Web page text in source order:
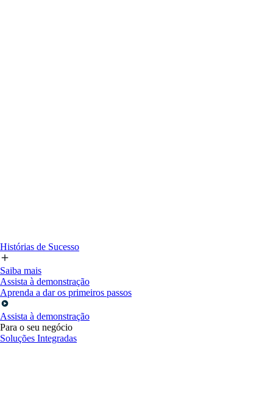
Histórias de Sucesso
Saiba mais
Assista à demonstração
Aprenda a dar os primeiros passos
Assista à demonstração
Para o seu negócio
Soluções Integradas